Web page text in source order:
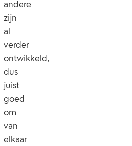
andere
zijn
al
verder
ontwikkeld,
dus
juist
goed
om
van
elkaar